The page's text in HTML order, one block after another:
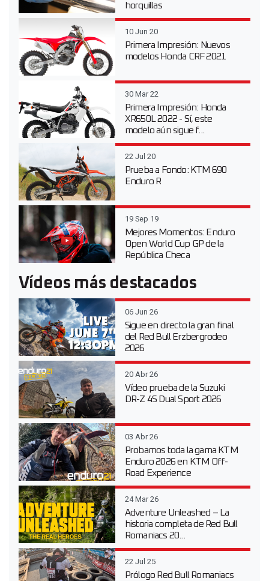
horquillas
10 Jun 20
Primera Impresión: Nuevos
modelos Honda CRF 2021
30 Mar 22
Primera Impresión: Honda
XR650L 2022 - Sí, este
modelo aún sigue f...
22 Jul 20
Prueba a Fondo: KTM 690
Enduro R
19 Sep 19
Mejores Momentos: Enduro
Open World Cup GP de la
República Checa
Vídeos más destacados
06 Jun 26
Sigue en directo la gran final
del Red Bull Erzbergrodeo
2026
20 Abr 26
Vídeo prueba de la Suzuki
DR-Z 4S Dual Sport 2026
03 Abr 26
Probamos toda la gama KTM
Enduro 2026 en KTM Off-
Road Experience
24 Mar 26
Adventure Unleashed – La
historia completa de Red Bull
Romaniacs 20...
22 Jul 25
Prólogo Red Bull Romaniacs